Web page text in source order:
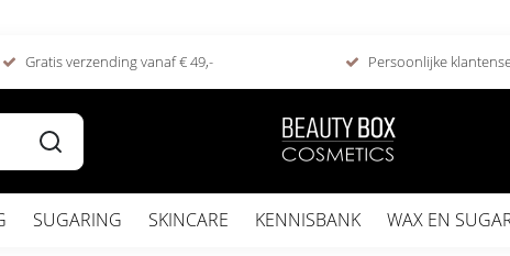
Gratis verzending vanaf € 49,- Persoonlijke
SUGARING SKINCARE KENNISBANK WAX EN